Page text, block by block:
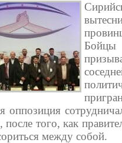
Бойцы
оппозиция
того, как
между собой.